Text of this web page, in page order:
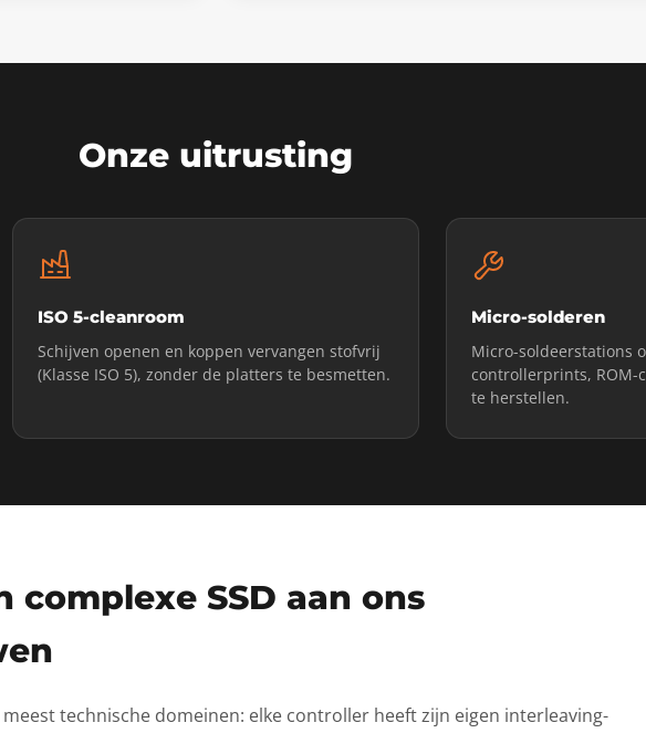
Onze uitrusting
ISO 5-cleanroom
Schijven openen en koppen vervangen stofvrij
(Klasse ISO 5), zonder de platters te besmetten.
Micro-solderen
Micro-soldeerstations
controllerprints, ROM-
te herstellen.
complexe SSD aan ons
meest technische domeinen: elke controller heeft zijn eigen interleaving-